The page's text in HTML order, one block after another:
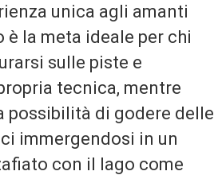
unica agli amanti
la meta ideale per chi
sulle piste e
tecnica, mentre
possibilità di godere delle
immergendosi in un
con il lago come